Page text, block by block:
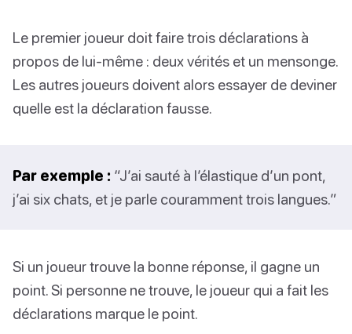
Le premier joueur doit faire trois déclarations à
propos de lui-même : deux vérités et un mensonge.
Les autres joueurs doivent alors essayer de deviner
quelle est la déclaration fausse.
Par exemple : “J’ai sauté à l’élastique d’un pont,
j’ai six chats, et je parle couramment trois langues.”
Si un joueur trouve la bonne réponse, il gagne un
point. Si personne ne trouve, le joueur qui a fait les
déclarations marque le point.